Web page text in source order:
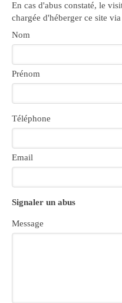
En cas d'abus constaté, le
chargée d'héberger ce site
Nom
Prénom
Téléphone
Email
Signaler un abus
Message